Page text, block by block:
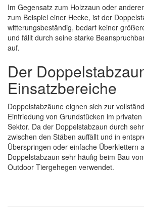
Im Gegensatz zum Holzzaun oder
zum Beispiel einer Hecke, ist der
witterungsbeständig, bedarf keiner
und fällt durch seine starke
auf.
Der
Einsatzbereiche
Doppelstabzäune eignen sich zur
Einfriedung von Grundstücken im
Sektor. Da der Doppelstabzaun durch
zwischen den Stäben auffällt und in
Überspringen oder einfache Überklettern
Doppelstabzaun sehr häufig beim Bau
Outdoor Tiergehegen verwendet.